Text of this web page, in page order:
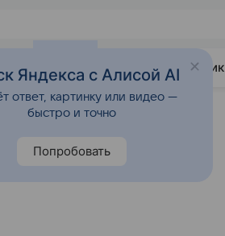
Развитие Почемучка Учебник
Яндекса с Алисой AI
ответ, картинку или видео —
быстро и точно
Попробовать